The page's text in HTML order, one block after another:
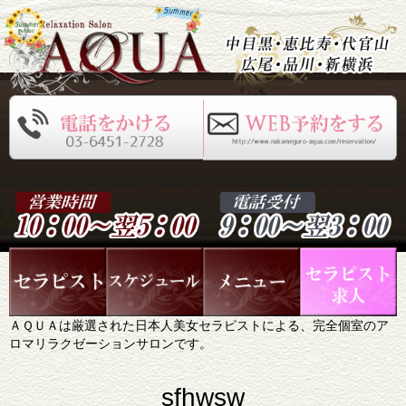
ＡＱＵＡは厳選された日本人美女セラピストによる、完全個室のア
ロマリラクゼーションサロンです。
sfhwsw